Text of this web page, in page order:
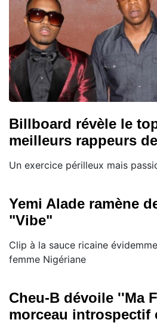
Billboard révèle le
meilleurs rappeurs
Un exercice périlleux mais
Yemi Alade ramène
"Vibe"
Clip à la sauce ricaine
femme Nigériane
Cheu-B dévoile ''Ma
morceau introspectif